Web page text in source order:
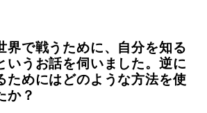
で戦うために、自分を知る
いうお話を伺いました。逆に
ためにはどのような方法を使
か？